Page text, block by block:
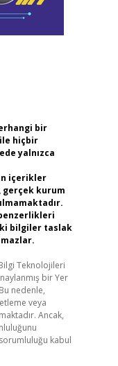
bir
hiçbir
yalnızca
içerikler
gerçek kurum
bilgiler taslak
Teknolojileri
bir Yer
nedenle,
veya
Ancak,
kabul